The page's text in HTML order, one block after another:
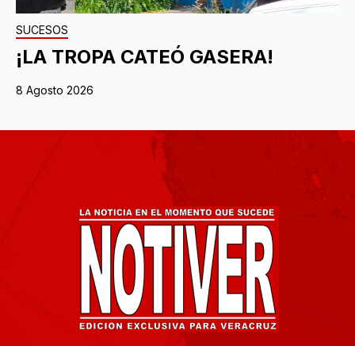
SUCESOS
¡LA TROPA CATEÓ GASERA!
8 Agosto 2026